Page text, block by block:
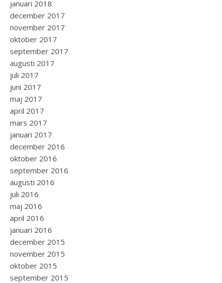
januari 2018
december 2017
november 2017
oktober 2017
september 2017
augusti 2017
juli 2017
juni 2017
maj 2017
april 2017
mars 2017
januari 2017
december 2016
oktober 2016
september 2016
augusti 2016
juli 2016
maj 2016
april 2016
januari 2016
december 2015
november 2015
oktober 2015
september 2015